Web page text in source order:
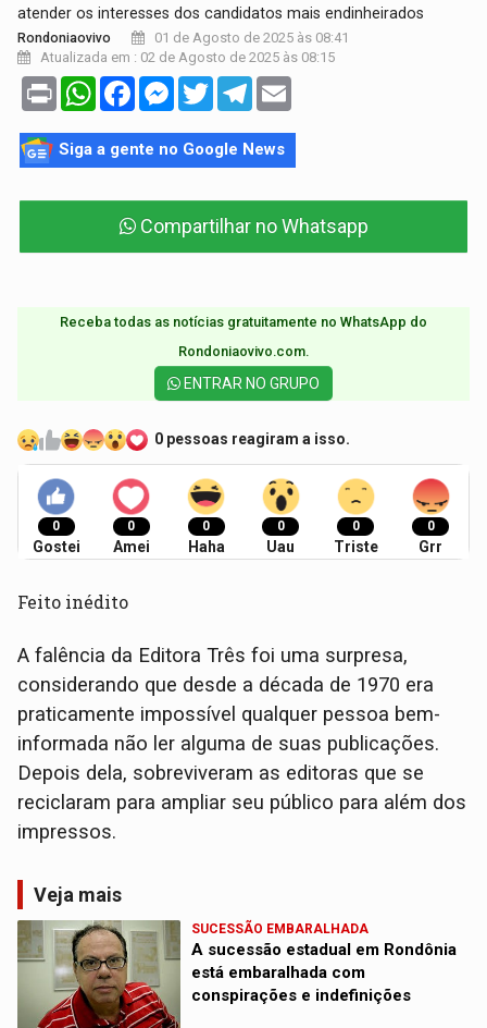
atender os interesses dos candidatos mais endinheirados
Rondoniaovivo
01 de Agosto de 2025 às 08:41
Atualizada em : 02 de Agosto de 2025 às 08:15
Print WhatsAppFacebookMessenger
TwitterTelegram
Siga a gente no Google News
Compartilhar no Whatsapp
Receba todas as notícias gratuitamente no WhatsApp do
Rondoniaovivo.com.​
ENTRAR NO GRUPO
0 pessoas reagiram a isso.
0
Gostei
0
Amei
0
Haha
0
Uau
0
Triste
0
Grr
Feito inédito
A falência da Editora Três foi uma surpresa,
considerando que desde a década de 1970 era
praticamente impossível qualquer pessoa bem-
informada não ler alguma de suas publicações.
Depois dela, sobreviveram as editoras que se
reciclaram para ampliar seu público para além dos
impressos.
Veja mais
SUCESSÃO EMBARALHADA
A sucessão estadual em Rondônia
está embaralhada com
conspirações e indefinições